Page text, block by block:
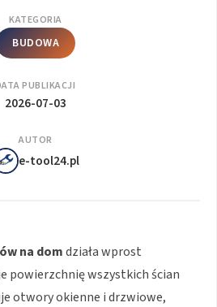
KATEGORIA
BUDOWA
PUBLIKACJI
2026-07-03
AUTOR
e-tool24.pl
na domdziała wprost
powierzchnię wszystkich ścian
otwory okienne i drzwiowe,